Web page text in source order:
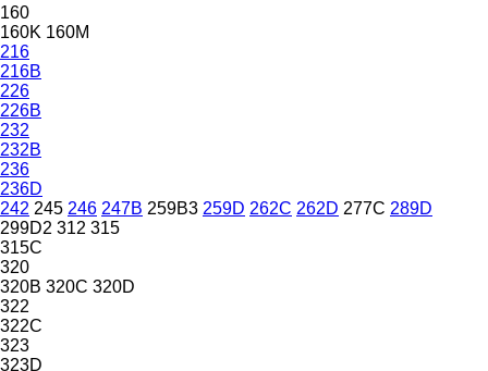
160
160K 160M
216
216B
226
226B
232
232B
236
236D
242 245 246 247B 259B3 259D 262C 262D 277C 289D
299D2 312 315
315C
320
320B 320C 320D
322
322C
323
323D